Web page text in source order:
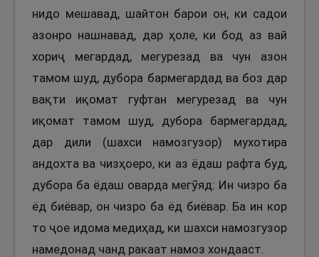
нидо мешавад, шайтон барои он, ки садои
азонро нашнавад, дар ҳоле, ки бод аз вай
хориҷ мегардад, мегурезад ва чун азон
тамом шуд, дубора бармегардад ва боз дар
вақти иқомат гуфтан мегурезад ва чун
иқомат тамом шуд, дубора бармегардад,
дар дили (шахси намозгузор) мухотира
андохта ва чизҳоеро, ки аз ёдаш рафта буд,
дубора ба ёдаш оварда мегӯяд: Ин чизро ба
ёд биёвар, он чизро ба ёд биёвар. Ба ин кор
то ҷое идома медиҳад, ки шахси намозгузор
намедонад чанд ракаат намоз хондааст.